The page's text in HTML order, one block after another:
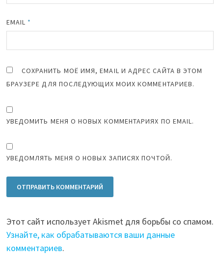
EMAIL *
СОХРАНИТЬ МОЁ ИМЯ, EMAIL И АДРЕС САЙТА В ЭТОМ
БРАУЗЕРЕ ДЛЯ ПОСЛЕДУЮЩИХ МОИХ КОММЕНТАРИЕВ.
УВЕДОМИТЬ МЕНЯ О НОВЫХ КОММЕНТАРИЯХ ПО EMAIL.
УВЕДОМЛЯТЬ МЕНЯ О НОВЫХ ЗАПИСЯХ ПОЧТОЙ.
Этот сайт использует Akismet для борьбы со спамом.
Узнайте, как обрабатываются ваши данные
комментариев.